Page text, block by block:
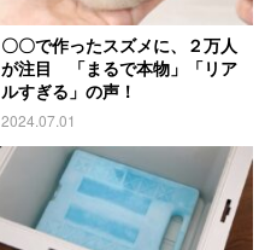
〇〇で作ったスズメに、２万人
が注目 「まるで本物」「リア
ルすぎる」の声！
2024.07.01